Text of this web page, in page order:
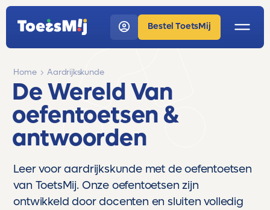
Bestel ToetsMij
Home Aardrijkskunde
De Wereld Van
oefentoetsen &
antwoorden
Leer voor aardrijkskunde met de oefentoetsen
van ToetsMij. Onze oefentoetsen zijn
ontwikkeld door docenten en sluiten volledig